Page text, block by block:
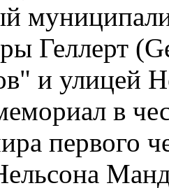
Геллерт
и улицей
в
первого